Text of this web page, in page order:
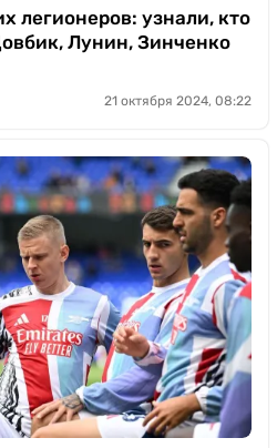
легионеров: узнали, кто
Лунин, Зинченко
21 октября 2024, 08:22